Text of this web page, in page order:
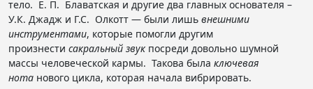
тело. Е. П. Блаватская и другие два главных основателя –
У.К. Джадж и Г.С. Олкотт — были лишь внешними
инструментами, которые помогли другим
произнести сакральный звукпосреди довольно шумной
массы человеческой кармы. Такова была ключевая
нота нового цикла, которая начала вибрировать.